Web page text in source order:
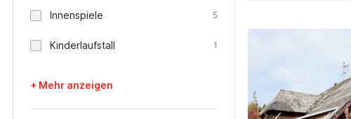
Innenspiele 5
Kinderlaufstall 1
+ Mehr anzeigen